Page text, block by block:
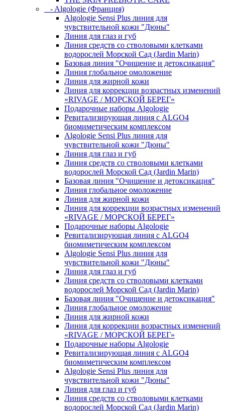
- Algologie (Франция)
Algologie Sensi Plus линия для
чувcтвительной кожи "Дюны"
Линия для глаз и губ
Линия средств со стволовыми клетками
водорослей Морской Сад (Jardin Marin)
Базовая линия "Очищение и детоксикация"
Линия глобальное омоложение
Линия для жирной кожи
Линия для коррекции возрастных изменений
«RIVAGE / МОРСКОЙ БЕРЕГ»
Подарочные наборы Algologie
Ревитализирующая линия с ALGO4
биомиметическим комплексом
Algologie Sensi Plus линия для
чувcтвительной кожи "Дюны"
Линия для глаз и губ
Линия средств со стволовыми клетками
водорослей Морской Сад (Jardin Marin)
Базовая линия "Очищение и детоксикация"
Линия глобальное омоложение
Линия для жирной кожи
Линия для коррекции возрастных изменений
«RIVAGE / МОРСКОЙ БЕРЕГ»
Подарочные наборы Algologie
Ревитализирующая линия с ALGO4
биомиметическим комплексом
Algologie Sensi Plus линия для
чувcтвительной кожи "Дюны"
Линия для глаз и губ
Линия средств со стволовыми клетками
водорослей Морской Сад (Jardin Marin)
Базовая линия "Очищение и детоксикация"
Линия глобальное омоложение
Линия для жирной кожи
Линия для коррекции возрастных изменений
«RIVAGE / МОРСКОЙ БЕРЕГ»
Подарочные наборы Algologie
Ревитализирующая линия с ALGO4
биомиметическим комплексом
Algologie Sensi Plus линия для
чувcтвительной кожи "Дюны"
Линия для глаз и губ
Линия средств со стволовыми клетками
водорослей Морской Сад (Jardin Marin)